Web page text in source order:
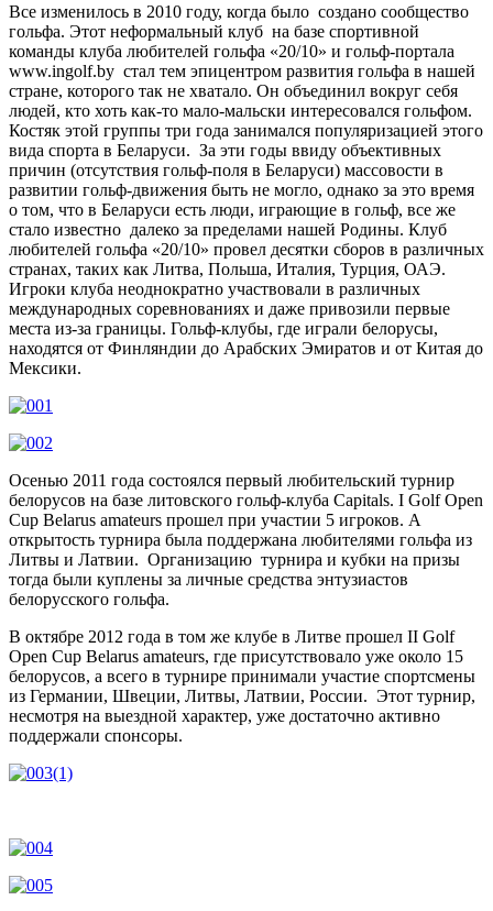
Все изменилось в 2010 году, когда было создано сообщество
гольфа. Этот неформальный клуб на базе спортивной
команды клуба любителей гольфа «20/10» и гольф-портала
www.ingolf.by стал тем эпицентром развития гольфа в нашей
стране, которого так не хватало. Он объединил вокруг себя
людей, кто хоть как-то мало-мальски интересовался гольфом.
Костяк этой группы три года занимался популяризацией этого
вида спорта в Беларуси. За эти годы ввиду объективных
причин (отсутствия гольф-поля в Беларуси) массовости в
развитии гольф-движения быть не могло, однако за это время
о том, что в Беларуси есть люди, играющие в гольф, все же
стало известно далеко за пределами нашей Родины. Клуб
любителей гольфа «20/10» провел десятки сборов в различных
странах, таких как Литва, Польша, Италия, Турция, ОАЭ.
Игроки клуба неоднократно участвовали в различных
международных соревнованиях и даже привозили первые
места из-за границы. Гольф-клубы, где играли белорусы,
находятся от Финляндии до Арабских Эмиратов и от Китая до
Мексики.
Осенью 2011 года состоялся первый любительский турнир
белорусов на базе литовского гольф-клуба Capitals. I Golf Open
Cup Belarus amateurs прошел при участии 5 игроков. А
открытость турнира была поддержана любителями гольфа из
Литвы и Латвии. Организацию турнира и кубки на призы
тогда были куплены за личные средства энтузиастов
белорусского гольфа.
В октябре 2012 года в том же клубе в Литве прошел II Golf
Open Cup Belarus amateurs, где присутствовало уже около 15
белорусов, а всего в турнире принимали участие спортсмены
из Германии, Швеции, Литвы, Латвии, России. Этот турнир,
несмотря на выездной характер, уже достаточно активно
поддержали спонсоры.